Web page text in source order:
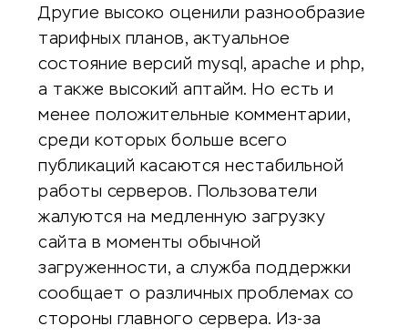
Другие высоко оценили разнообразие
тарифных планов, актуальное
состояние версий mysql, apache и php,
а также высокий аптайм. Но есть и
менее положительные комментарии,
среди которых больше всего
публикаций касаются нестабильной
работы серверов. Пользователи
жалуются на медленную загрузку
сайта в моменты обычной
загруженности, а служба поддержки
сообщает о различных проблемах со
стороны главного сервера. Из-за